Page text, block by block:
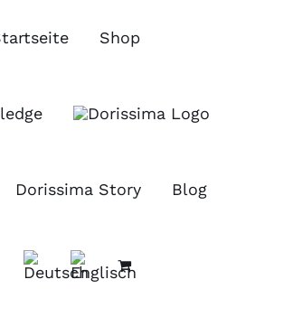
Shop
Dorissima Story Blog